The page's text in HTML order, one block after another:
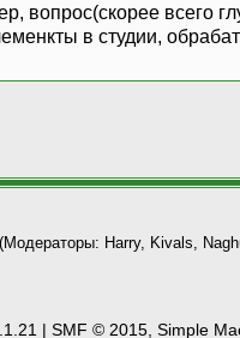
всего
в студии,
(Модераторы: Harry, Kivals
| SMF © 2015, Simple